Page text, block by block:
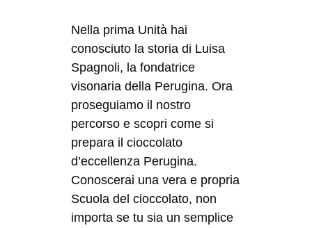
Nella prima Unità hai
conosciuto la storia di Luisa
Spagnoli, la fondatrice
visonaria della Perugina. Ora
proseguiamo il nostro
percorso e scopri come si
prepara il cioccolato
d’eccellenza Perugina.
Conoscerai una vera e propria
Scuola del cioccolato, non
importa se tu sia un semplice